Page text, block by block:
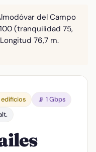
del Campo
(tranquilidad 75,
76,7 m.
edificios
📡 1 Gbps